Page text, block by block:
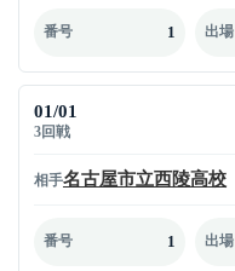
番号 1 出場
01/01
3回戦
相手名古屋市立西陵高校
番号 1 出場